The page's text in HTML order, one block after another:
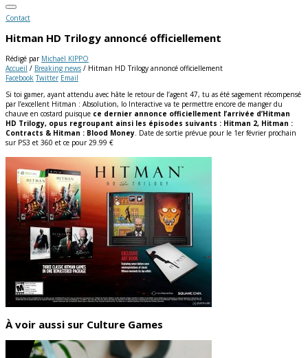
Contact
Hitman HD Trilogy annoncé officiellement
Rédigé par Michaël KIPPO
Accueil / Breaking news / Hitman HD Trilogy annoncé officiellement
Facebook Twitter Email
Si toi gamer, ayant attendu avec hâte le retour de l’agent 47, tu as été sagement récompensé
par l’excellent Hitman : Absolution, Io Interactive va te permettre encore de manger du
chauve en costard puisque ce dernier annonce officiellement l’arrivée d’Hitman
HD Trilogy, opus regroupant ainsi les épisodes suivants : Hitman 2, Hitman :
Contracts & Hitman : Blood Money. Date de sortie prévue pour le 1er février prochain
sur PS3 et 360 et ce pour 29.99 €
À voir aussi sur Culture Games